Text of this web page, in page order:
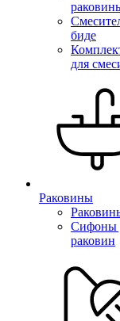
биде
для
Раковины
Сифоны
раковин